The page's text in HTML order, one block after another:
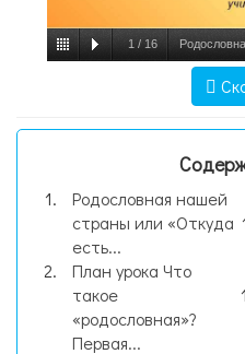
1 / 16
Миринская Наталья
Родословная нашей
страны или «Откуда
есть...
План урока Что
такое
«родословная»?
Первая...